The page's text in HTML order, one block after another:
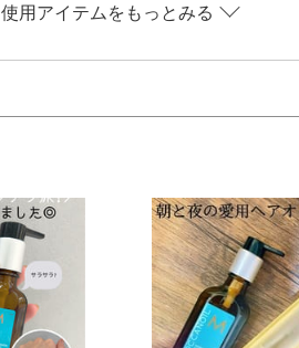
使用アイテムをもっとみる